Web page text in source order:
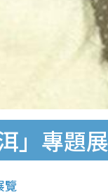
」專題
覽